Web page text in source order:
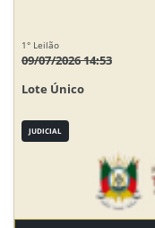
1° Leilão
09/07/2026 14:53
Lote Único
JUDICIAL